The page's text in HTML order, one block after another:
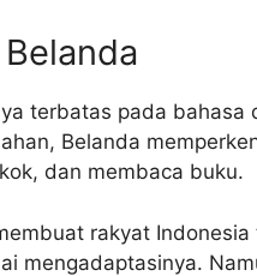
terbatas pada bahasa
Belanda
dan membaca buku.
rakyat
mengadaptasinya.